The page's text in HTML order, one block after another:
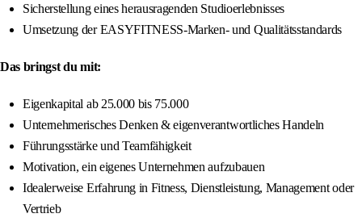
Sicherstellung eines herausragenden Studioerlebnisses
Umsetzung der EASYFITNESS-Marken- und Qualitätsstandards
Das bringst du mit:
Eigenkapital ab 25.000 bis 75.000
Unternehmerisches Denken & eigenverantwortliches Handeln
Führungsstärke und Teamfähigkeit
Motivation, ein eigenes Unternehmen aufzubauen
Idealerweise Erfahrung in Fitness, Dienstleistung, Management oder
Vertrieb